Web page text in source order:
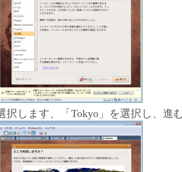
択します、「Tokyo」を選択し、進